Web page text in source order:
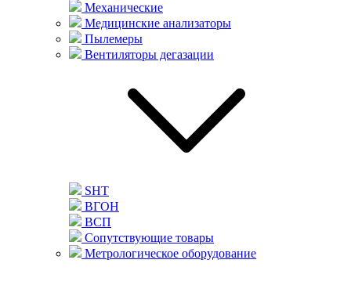
Механические
Медицинские анализаторы
Пылемеры
Вентиляторы дегазации
SHT
ВГОН
ВСП
Сопутствующие товары
Метрологическое оборудование